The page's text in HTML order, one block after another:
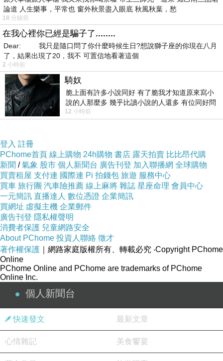
論道 人生樂事，平常也 窗外秋景盡入眼底 秋風秋葉，愁
18 分鐘前
在我心裡你已經是騙子了........
Dear: 我只是隨口問了你什麼時候生日?想說獅子座的你現在八月
了，結果出現了20，我不 可置信地看著這個
2 小時前
騎奴
脆上面有許多小說同好 有了脆我才知道原來寫小
說的人那麼多 幾乎比讀小說的人還多 有位同好問
了一個問題 她說為什麼高中文學獎的
12 小時前
登入 註冊
PChome首頁 線上購物 24h購物 書店 露天拍賣 比比昂代購
新聞 /氣象 股市 個人新聞台 廣告刊登 加入聯播網 全球購物
買賣租屋 支付連 國際連 Pi 拍錢包 旅遊 服務中心
買車 旅行團 汽車險推薦 線上麻將 雜誌 星座命理 會員中心
一元簡訊 直播達人 數位憑證 企業簡訊
買網址 虛擬主機 企業郵件
廣告刊登 隱私權聲明
消費者保護 兒童網路安全
About PChome 投資人聯絡 徵才
著作權保護 ｜網路家庭版權所有、轉載必究 ‧Copyright PChome
Online
PChome Online and PChome are trademarks of PChome
Online Inc.
個人新聞台
快速發文 最新文章
心情雜記 美食饗宴